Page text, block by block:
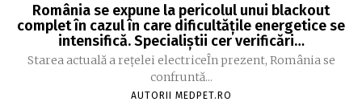
România se expune la pericolul unui blackout
complet în cazul în care dificultățile energetice se
intensifică. Specialiștii cer verificări…
Starea actuală a rețelei electriceÎn prezent, România se
confruntă...
AUTORII MEDPET.RO